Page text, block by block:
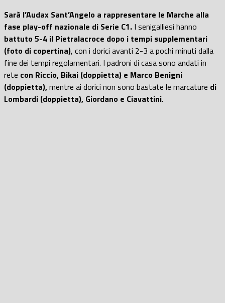
Sarà l’Audax Sant’Angelo a rappresentare le Marche alla
fase play-off nazionale di Serie C1. I senigalliesi hanno
battuto 5-4 il Pietralacroce dopo i tempi supplementari
(foto di copertina), con i dorici avanti 2-3 a pochi minuti dalla
fine dei tempi regolamentari. I padroni di casa sono andati in
rete con Riccio, Bikai (doppietta) e Marco Benigni
(doppietta),mentre ai dorici non sono bastate le marcature di
Lombardi (doppietta), Giordano e Ciavattini.